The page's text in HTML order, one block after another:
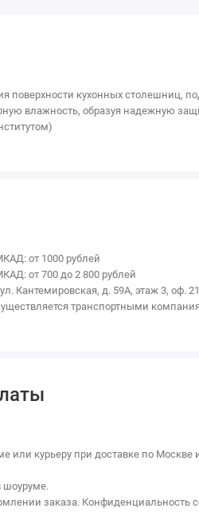
поверхности кухонных столешниц,
влажность, образуя надежную
от 1000 рублей
от 700 до 2 800 рублей
Кантемировская, д. 59А, этаж 3, оф.
транспортными
или курьеру при доставке по Москве
шоуруме.
заказа.